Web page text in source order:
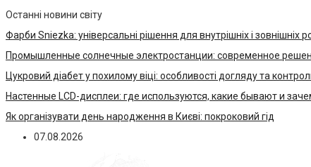
Останні новини світу
Фарби Sniezka: універсальні рішення для внутрішніх і зовнішніх
Промышленные солнечные электростанции: современное
Цукровий діабет у похилому віці: особливості догляду та
Настенные LCD-дисплеи: где используются, какие бывают и
Як організувати день народження в Києві: покроковий гід
07.08.2026